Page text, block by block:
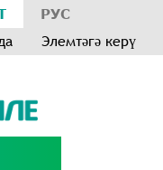
РУС
Элемтәгә керү